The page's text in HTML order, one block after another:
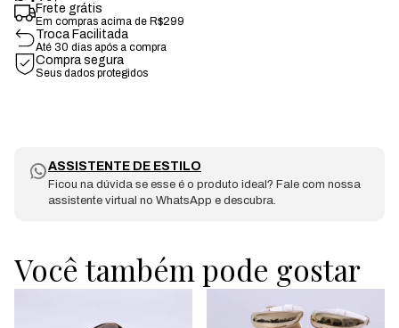
Frete grátis
Em compras acima de R$299
Troca Facilitada
Até 30 dias após a compra
Compra segura
Seus dados protegidos
ASSISTENTE DE ESTILO
Ficou na dúvida se esse é o produto ideal? Fale com nossa
assistente virtual no WhatsApp e descubra.
Você também pode gostar